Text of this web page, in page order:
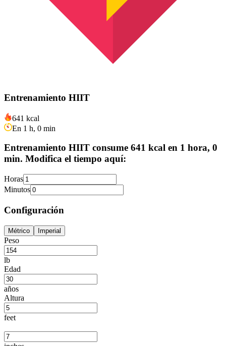
Entrenamiento HIIT
641 kcal
En 1 h, 0 min
Entrenamiento HIIT consume 641 kcal en 1 hora, 0
min. Modifica el tiempo aquí:
Horas
Minutos
Configuración
Métrico Imperial
Peso
lb
Edad
años
Altura
feet